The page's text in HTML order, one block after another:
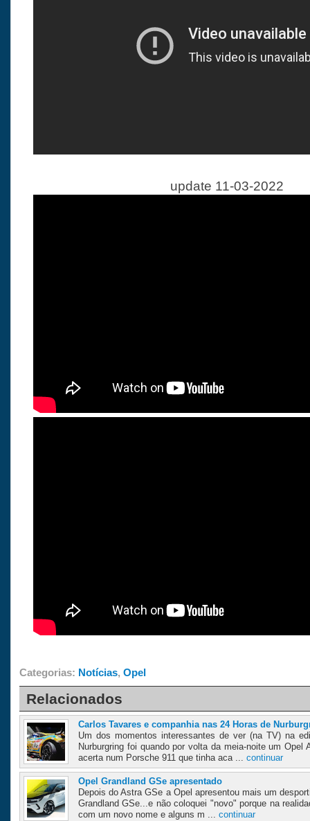
update 11-03-2022
Categorias: Notícias, Opel
Relacionados
Carlos Tavares e companhia nas 24 Horas de
Um dos momentos interessantes de ver (na TV) na
Nurburgring foi quando por volta da meia-noite um
acerta num Porsche 911 que tinha aca ... continuar
Opel Grandland GSe apresentado
Depois do Astra GSe a Opel apresentou mais um
Grandland GSe...e não coloquei "novo" porque na
com um novo nome e alguns m ... continuar